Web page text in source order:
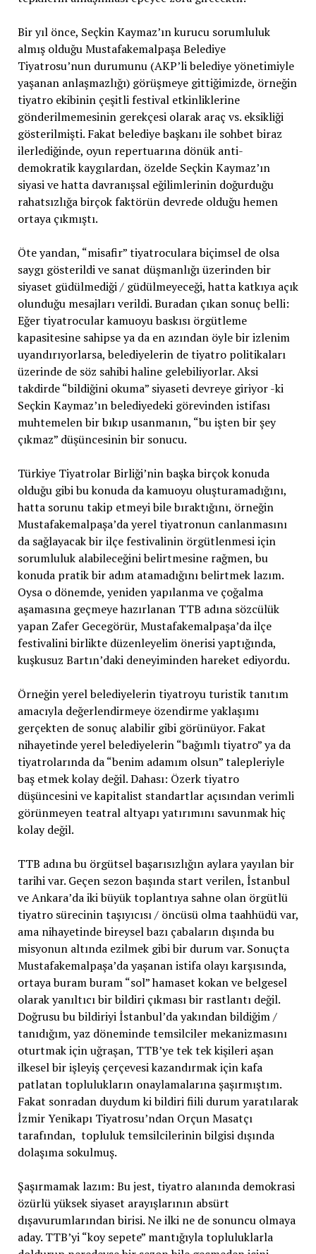
Bir yıl önce, Seçkin Kaymaz’ın kurucu sorumluluk
almış olduğu Mustafakemalpaşa Belediye
Tiyatrosu’nun durumunu (AKP’li belediye yönetimiyle
yaşanan anlaşmazlığı) görüşmeye gittiğimizde, örneğin
tiyatro ekibinin çeşitli festival etkinliklerine
gönderilmemesinin gerekçesi olarak araç vs. eksikliği
gösterilmişti. Fakat belediye başkanı ile sohbet biraz
ilerlediğinde, oyun repertuarına dönük anti-
demokratik kaygılardan, özelde Seçkin Kaymaz’ın
siyasi ve hatta davranışsal eğilimlerinin doğurduğu
rahatsızlığa birçok faktörün devrede olduğu hemen
ortaya çıkmıştı.
Öte yandan, “misafir” tiyatroculara biçimsel de olsa
saygı gösterildi ve sanat düşmanlığı üzerinden bir
siyaset güdülmediği / güdülmeyeceği, hatta katkıya açık
olunduğu mesajları verildi. Buradan çıkan sonuç belli:
Eğer tiyatrocular kamuoyu baskısı örgütleme
kapasitesine sahipse ya da en azından öyle bir izlenim
uyandırıyorlarsa, belediyelerin de tiyatro politikaları
üzerinde de söz sahibi haline gelebiliyorlar. Aksi
takdirde “bildiğini okuma” siyaseti devreye giriyor -ki
Seçkin Kaymaz’ın belediyedeki görevinden istifası
muhtemelen bir bıkıp usanmanın, “bu işten bir şey
çıkmaz” düşüncesinin bir sonucu.
Türkiye Tiyatrolar Birliği’nin başka birçok konuda
olduğu gibi bu konuda da kamuoyu oluşturamadığını,
hatta sorunu takip etmeyi bile bıraktığını, örneğin
Mustafakemalpaşa’da yerel tiyatronun canlanmasını
da sağlayacak bir ilçe festivalinin örgütlenmesi için
sorumluluk alabileceğini belirtmesine rağmen, bu
konuda pratik bir adım atamadığını belirtmek lazım.
Oysa o dönemde, yeniden yapılanma ve çoğalma
aşamasına geçmeye hazırlanan TTB adına sözcülük
yapan Zafer Gecegörür, Mustafakemalpaşa’da ilçe
festivalini birlikte düzenleyelim önerisi yaptığında,
kuşkusuz Bartın’daki deneyiminden hareket ediyordu.
Örneğin yerel belediyelerin tiyatroyu turistik tanıtım
amacıyla değerlendirmeye özendirme yaklaşımı
gerçekten de sonuç alabilir gibi görünüyor. Fakat
nihayetinde yerel belediyelerin “bağımlı tiyatro” ya da
tiyatrolarında da “benim adamım olsun” talepleriyle
baş etmek kolay değil. Dahası: Özerk tiyatro
düşüncesini ve kapitalist standartlar açısından verimli
görünmeyen teatral altyapı yatırımını savunmak hiç
kolay değil.
TTB adına bu örgütsel başarısızlığın aylara yayılan bir
tarihi var. Geçen sezon başında start verilen, İstanbul
ve Ankara’da iki büyük toplantıya sahne olan örgütlü
tiyatro sürecinin taşıyıcısı / öncüsü olma taahhüdü var,
ama nihayetinde bireysel bazı çabaların dışında bu
misyonun altında ezilmek gibi bir durum var. Sonuçta
Mustafakemalpaşa’da yaşanan istifa olayı karşısında,
ortaya buram buram “sol” hamaset kokan ve belgesel
olarak yanıltıcı bir bildiri çıkması bir rastlantı değil.
Doğrusu bu bildiriyi İstanbul’da yakından bildiğim /
tanıdığım, yaz döneminde temsilciler mekanizmasını
oturtmak için uğraşan, TTB’ye tek tek kişileri aşan
ilkesel bir işleyiş çerçevesi kazandırmak için kafa
patlatan toplulukların onaylamalarına şaşırmıştım.
Fakat sonradan duydum ki bildiri fiili durum yaratılarak
İzmir Yenikapı Tiyatrosu’ndan Orçun Masatçı
tarafından, topluluk temsilcilerinin bilgisi dışında
dolaşıma sokulmuş.
Şaşırmamak lazım: Bu jest, tiyatro alanında demokrasi
özürlü yüksek siyaset arayışlarının absürt
dışavurumlarından birisi. Ne ilki ne de sonuncu olmaya
aday. TTB’yi “koy sepete” mantığıyla topluluklarla